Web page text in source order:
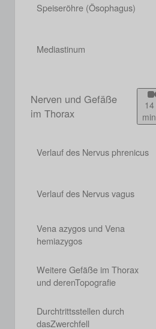
Speiseröhre (Ösophagus)
Mediastinum
Nerven und Gefäße
im Thorax
14
min
Verlauf des Nervus phrenicus
Verlauf des Nervus vagus
Vena azygos und Vena
hemiazygos
Weitere Gefäße im Thorax
und derenTopografie
Durchtrittsstellen durch
dasZwerchfell